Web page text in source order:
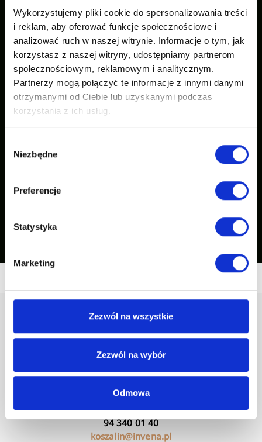
Wykorzystujemy pliki cookie do spersonalizowania treści
i reklam, aby oferować funkcje społecznościowe i
analizować ruch w naszej witrynie. Informacje o tym, jak
korzystasz z naszej witryny, udostępniamy partnerom
społecznościowym, reklamowym i analitycznym.
Partnerzy mogą połączyć te informacje z innymi danymi
otrzymanymi od Ciebie lub uzyskanymi podczas
korzystania z ich usług.
zgody
Niezbędne
Preferencje
Statystyka
Marketing
Zezwól na wszystkie
Zezwól na wybór
Odmowa
Godziny otwarcia sklepu:
Pon - Pt (7:00 - 15:00)
94 340 01 40
koszalin@invena.pl